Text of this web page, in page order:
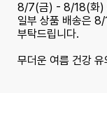
8/7(금) - 8/18(화)
일부 상품 배송은
부탁드립니다.
무더운 여름 건강